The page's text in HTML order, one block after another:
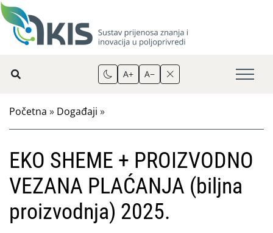
A+ A−
Početna » Događaji »
EKO SHEME + PROIZVODNO
VEZANA PLAĆANJA (biljna
proizvodnja) 2025.